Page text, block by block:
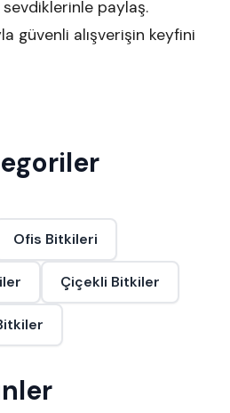
paylaş.
güvenli alışverişin keyfini
Ofis Bitkileri
Çiçekli Bitkiler